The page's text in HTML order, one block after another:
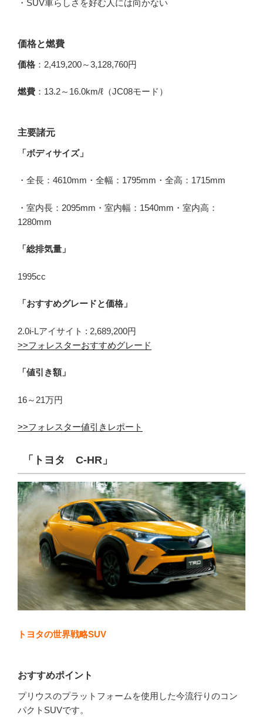
・SUV車らしさを好む人には向かない
価格と燃費
価格 ：2,419,200～3,128,760円
燃費 ：13.2～16.0km/ℓ（JC08モード）
主要諸元
「ボディサイズ」
・全長：4610mm・全幅：1795mm・全高：1715mm
・室内長：2095mm・室内幅：1540mm・室内高：
1280mm
「総排気量」
1995cc
「おすすめグレードと価格」
2.0i-Lアイサイト : 2,689,200円
>>フォレスターおすすめグレード
「値引き額」
16～21万円
>>フォレスター値引きレポート
「トヨタ C-HR」
トヨタの世界戦略SUV
おすすめポイント
プリウスのプラットフォームを使用した今流行りのコン
パクトSUVです。